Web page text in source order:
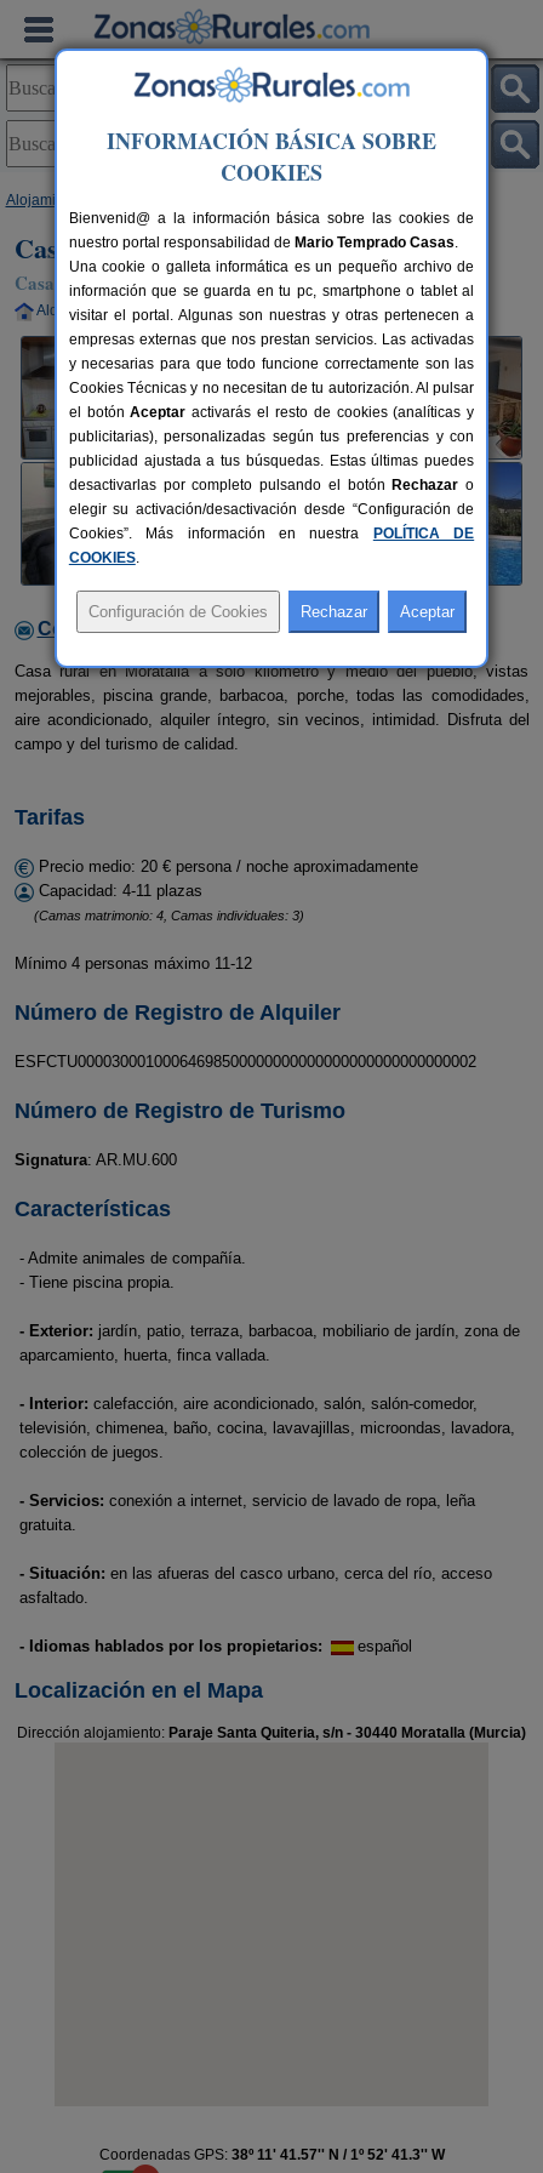
Alojamientos
Casa Rural Miralmonte
Casa Rural en Moratalla (Murcia)
Alquiler completo 4-11 plazas 85 km de Murcia
Contactar con el alojamiento
Casa rural en Moratalla a sólo kilómetro y medio del pueblo, vistas
mejorables, piscina grande, barbacoa, porche, todas las comodidades,
aire acondicionado, alquiler íntegro, sin vecinos, intimidad. Disfruta del
campo y del turismo de calidad.
Tarifas
Precio medio: 20 € persona / noche aproximadamente
Capacidad: 4-11 plazas
(Camas matrimonio: 4, Camas individuales: 3)
Mínimo 4 personas máximo 11-12
Número de Registro de Alquiler
ESFCTU00003000100064698500000000000000000000000000002
Número de Registro de Turismo
Signatura: AR.MU.600
Características
- Admite animales de compañía.
- Tiene piscina propia.
- Exterior: jardín, patio, terraza, barbacoa, mobiliario de jardín, zona de
aparcamiento, huerta, finca vallada.
- Interior: calefacción, aire acondicionado, salón, salón-comedor,
televisión, chimenea, baño, cocina, lavavajillas, microondas, lavadora,
colección de juegos.
- Servicios: conexión a internet, servicio de lavado de ropa, leña
gratuita.
- Situación: en las afueras del casco urbano, cerca del río, acceso
asfaltado.
- Idiomas hablados por los propietarios: español
Localización en el Mapa
Dirección alojamiento: Paraje Santa Quiteria, s/n - 30440 Moratalla (Murcia)
Coordenadas GPS: 38º 11' 41.57'' N / 1º 52' 41.3'' W
INFORMACIÓN BÁSICA SOBRE
COOKIES
Bienvenid@ a la información básica sobre las cookies de
nuestro portal responsabilidad de Mario Temprado Casas.
Una cookie o galleta informática es un pequeño archivo de
información que se guarda en tu pc, smartphone o tablet al
visitar el portal. Algunas son nuestras y otras pertenecen a
empresas externas que nos prestan servicios. Las activadas
y necesarias para que todo funcione correctamente son las
Cookies Técnicas y no necesitan de tu autorización. Al pulsar
el botónAceptar activarás el resto de cookies (analíticas y
publicitarias), personalizadas según tus preferencias y con
publicidad ajustada a tus búsquedas. Estas últimas puedes
desactivarlas por completo pulsando el botón Rechazar o
elegir su activación/desactivación desde “Configuración de
Cookies”. Más información en nuestra
POLÍTICA DE
COOKIES.